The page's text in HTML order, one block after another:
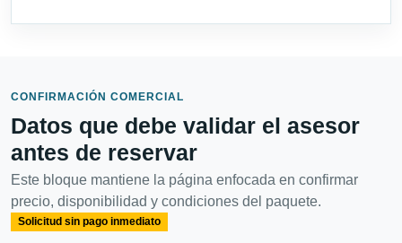
CONFIRMACIÓN COMERCIAL
Datos que debe validar el asesor
antes de reservar
Este bloque mantiene la página enfocada en confirmar
precio, disponibilidad y condiciones del paquete.
Solicitud sin pago inmediato